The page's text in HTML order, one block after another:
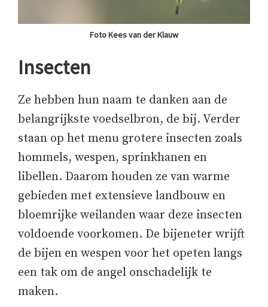
Foto Kees van der Klauw
Insecten
Ze hebben hun naam te danken aan de
belangrijkste voedselbron, de bij. Verder
staan op het menu grotere insecten zoals
hommels, wespen, sprinkhanen en
libellen. Daarom houden ze van warme
gebieden met extensieve landbouw en
bloemrijke weilanden waar deze insecten
voldoende voorkomen. De bijeneter wrijft
de bijen en wespen voor het opeten langs
een tak om de angel onschadelijk te
maken.